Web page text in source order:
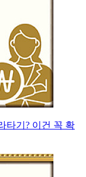
타기? 이건 꼭 확